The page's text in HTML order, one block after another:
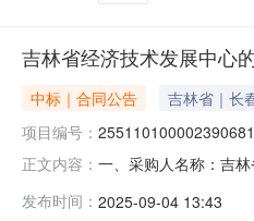
吉林省经济技术发展中心
中标｜合同公告 吉林省｜长
项目编号：
正文内容： 一、采购人名称：吉
服务要求或标的基本
发布时间： 2025-09-04 13:43